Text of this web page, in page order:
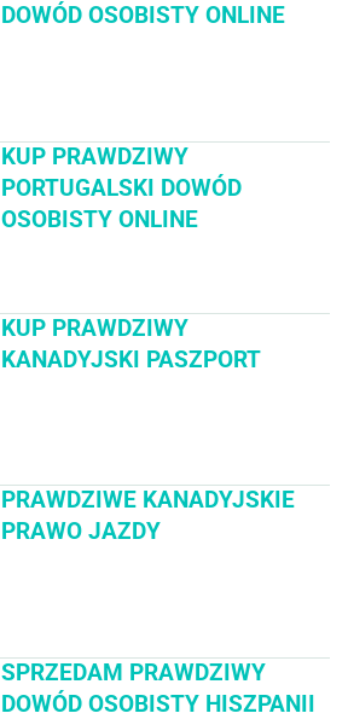
DOWÓD OSOBISTY ONLINE
KUP PRAWDZIWY
PORTUGALSKI DOWÓD
OSOBISTY ONLINE
KUP PRAWDZIWY
KANADYJSKI PASZPORT
PRAWDZIWE KANADYJSKIE
PRAWO JAZDY
SPRZEDAM PRAWDZIWY
DOWÓD OSOBISTY HISZPANII